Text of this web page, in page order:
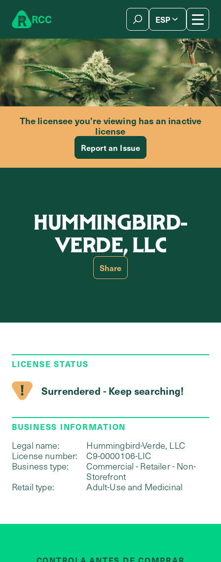
RCC ESP
The licensee you’re viewing has an inactive
license
Report an Issue
HUMMINGBIRD-
VERDE, LLC
Share
LICENSE STATUS
Surrendered - Keep searching!
BUSINESS INFORMATION
Legal name:
Hummingbird-Verde, LLC
License number:
C9-0000106-LIC
Business type:
Commercial - Retailer - Non-
Storefront
Retail type:
Adult-Use and Medicinal